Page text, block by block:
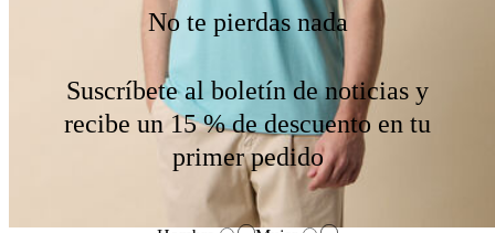
No te pierdas nada
Suscríbete al boletín de noticias y
recibe un 15 % de descuento en tu
primer pedido